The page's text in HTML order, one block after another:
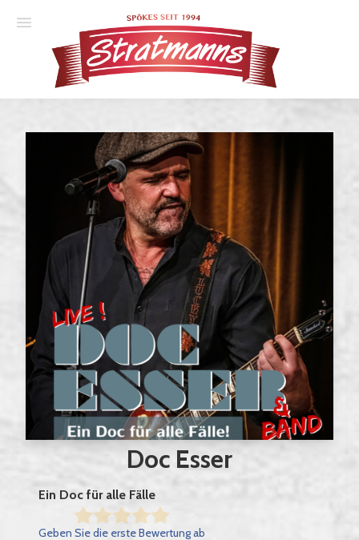
Essener Ehrendoktor
Unsere Komödien
Gutscheine
Anmelden
Doc Esser
Ein Doc für alle Fälle
Geben Sie die erste Bewertung ab